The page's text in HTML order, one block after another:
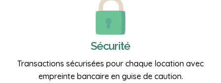
Sécurité
Transactions sécurisées pour chaque location avec
empreinte bancaire en guise de caution.